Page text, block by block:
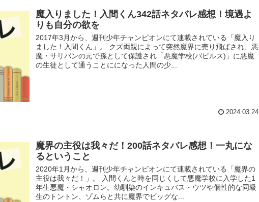
魔入りました！入間くん342話ネタバレ感想！境遇よ
りも自分の欲を
2017年3月から、週刊少年チャンピオンにて連載されている「魔入り
ました！入間くん」。 クズ両親によって突然魔界に売り飛ばされ、悪
魔・サリバンの元で孫として保護され「悪魔学校(バビルス)」に悪魔
の生徒として通うことにになった人間の少...
2024.03.24
魔界の主役は我々だ！200話ネタバレ感想！一丸にな
るということ
2020年1月から、週刊少年チャンピオンにて連載されている「魔界の
主役は我々だ！」。 入間くんと時を同じくして悪魔学校に入学した1
年生悪魔・シャオロン。幼馴染のインキュバス・ウツや個性的な同級
生のトントン、ゾムらと共に魔界でビッグな...